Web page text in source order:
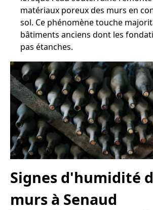
matériaux poreux des murs en
sol. Ce phénomène touche
bâtiments anciens dont les
pas étanches.
Signes d'humidité
murs à Senaud